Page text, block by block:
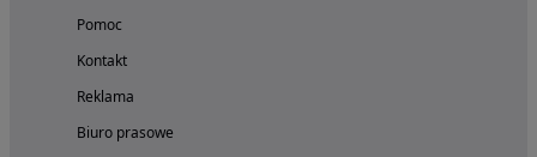
Pomoc
Kontakt
Reklama
Biuro prasowe